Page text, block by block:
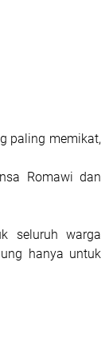
paling memikat,
Romawi dan
seluruh warga
hanya untuk